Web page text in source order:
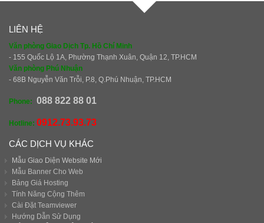
LIÊN HỆ
Văn phòng Giao Dịch Tp. Hồ Chí Minh
- 155 Quốc Lộ 1A, Phường Thạnh Xuân, Quận 12, TP.HCM
Văn phòng Phú Nhuận
- 68B Nguyễn Văn Trỗi, P.8, Q.Phú Nhuận, TP.HCM
Phone: 088 822 88 01
Hotline: 0912.73.93.73
CÁC DỊCH VỤ KHÁC
Mẫu Giao Diện Website Mới
Mẫu Banner Cho Web
Bảng Giá Hosting
Tính Năng Cộng Thêm
Cài Đặt Teamviewer
Hướng Dẫn Sử Dụng